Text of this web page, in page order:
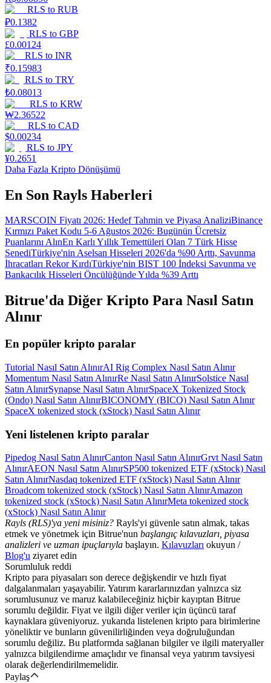
RLS to RUB
₽0.1382
RLS to GBP
£0.00124
RLS to INR
₹0.15983
RLS to TRY
₺0.08013
RLS to KRW
₩2.36522
RLS to CAD
$0.00234
RLS to JPY
¥0.2651
Daha Fazla Kripto Dönüşümü
En Son Rayls Haberleri
MARSCOIN Fiyatı 2026: Hedef Tahmin ve Piyasa AnaliziBinance
Kırmızı Paket Kodu 5-6 Ağustos 2026: Bugünün Ücretsiz
Puanlarını AlınEn Karlı Yıllık Temettüleri Olan 7 Türk Hisse
SenediTürkiye'nin Aselsan Hisseleri 2026'da %90 Arttı, Savunma
İhracatları Rekor KırdıTürkiye'nin BIST 100 İndeksi Savunma ve
Bankacılık Hisseleri Öncülüğünde Yılda %39 Arttı
Bitrue'da Diğer Kripto Para Nasıl Satın
Alınır
En popüler kripto paralar
Tutorial Nasıl Satın AlınırAI Rig Complex Nasıl Satın Alınır
Momentum Nasıl Satın AlınırRe Nasıl Satın AlınırSolstice Nasıl
Satın AlınırSynapse Nasıl Satın AlınırSpaceX Tokenized Stock
(Ondo) Nasıl Satın AlınırBICONOMY (BICO) Nasıl Satın Alınır
SpaceX tokenized stock (xStock) Nasıl Satın Alınır
Yeni listelenen kripto paralar
Pipedog Nasıl Satın AlınırCanton Nasıl Satın AlınırGrvt Nasıl Satın
AlınırAEON Nasıl Satın AlınırSP500 tokenized ETF (xStock) Nasıl
Satın AlınırNasdaq tokenized ETF (xStock) Nasıl Satın Alınır
Broadcom tokenized stock (xStock) Nasıl Satın AlınırAmazon
tokenized stock (xStock) Nasıl Satın AlınırMeta tokenized stock
(xStock) Nasıl Satın Alınır
Rayls (RLS)'ya yeni misiniz? Rayls'yi güvenle satın almak, takas
etmek ve yönetmek için Bitrue'nun başlangıç kılavuzları, piyasa
analizleri ve uzman ipuçlarıyla başlayın. Kılavuzları okuyun /
Blog'u ziyaret edin
Sorumluluk reddi
Kripto para piyasaları son derece değişkendir ve hızlı fiyat
dalgalanmaları yaşayabilir. Yatırım kararlarınızdan yalnızca siz
sorumlusunuz ve maruz kalabileceğiniz hiçbir kayıptan Bitrue
sorumlu değildir. Fiyat ve ilgili diğer veriler için üçüncü taraf
kaynaklara güveniyoruz. yukarıda listelenen kripto para birimlerine
yöneliktir ve bunların güvenilirliğinden veya doğruluğundan
sorumlu değiliz. Bu platformda sağlanan bilgiler ve ilgili materyaller
yalnızca bilgilendirme amaçlıdır ve finansal veya yatırım tavsiyesi
olarak değerlendirilmemelidir.
Paylaş